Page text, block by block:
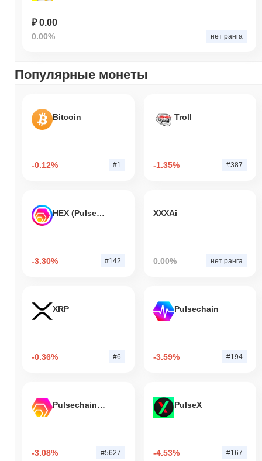
₽ 0.00
0.00% нет ранга
Популярные монеты
Bitcoin
-0.12% #1
Troll
-1.35% #387
HEX (Pulsechain)
-3.30% #142
XXXAi
0.00% нет ранга
XRP
-0.36% #6
Pulsechain
-3.59% #194
Pulsechain Bridged HEX (Pulsechain)
-3.08% #5627
PulseX
-4.53% #167